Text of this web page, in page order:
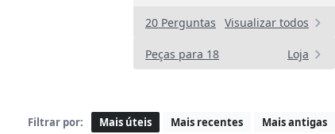
20 Perguntas Visualizar todos
Peças para 18 Loja
Filtrar por: Mais úteis Mais recentes Mais antigas